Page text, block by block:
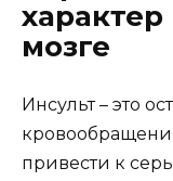
мозге
Инсульт – это
привести к